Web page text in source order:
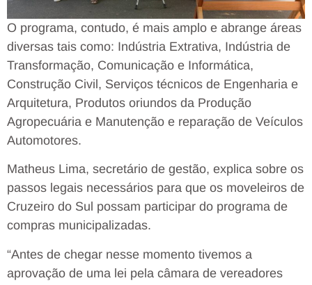
O programa, contudo, é mais amplo e abrange áreas
diversas tais como: Indústria Extrativa, Indústria de
Transformação, Comunicação e Informática,
Construção Civil, Serviços técnicos de Engenharia e
Arquitetura, Produtos oriundos da Produção
Agropecuária e Manutenção e reparação de Veículos
Automotores.
Matheus Lima, secretário de gestão, explica sobre os
passos legais necessários para que os moveleiros de
Cruzeiro do Sul possam participar do programa de
compras municipalizadas.
“Antes de chegar nesse momento tivemos a
aprovação de uma lei pela câmara de vereadores